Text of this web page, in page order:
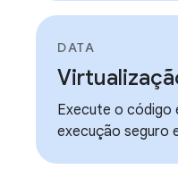
DATA
Execute o código
execução seguro